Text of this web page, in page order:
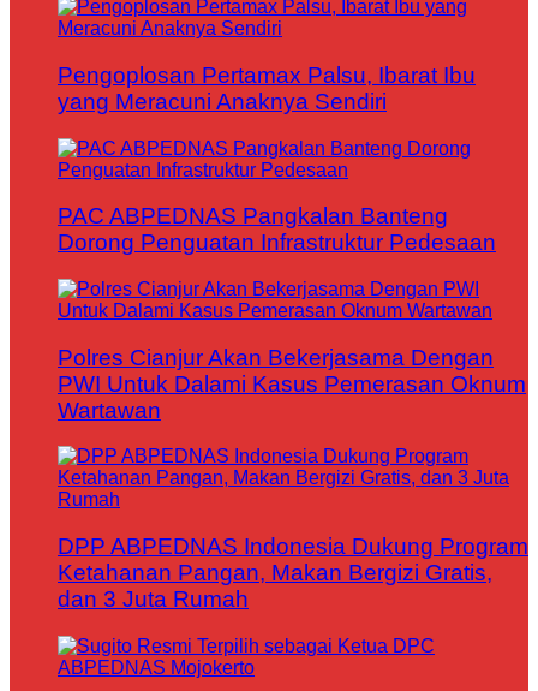
Pengoplosan Pertamax Palsu, Ibarat Ibu
yang Meracuni Anaknya Sendiri
PAC ABPEDNAS Pangkalan Banteng
Dorong Penguatan Infrastruktur Pedesaan
Polres Cianjur Akan Bekerjasama Dengan
PWI Untuk Dalami Kasus Pemerasan Oknum
Wartawan
DPP ABPEDNAS Indonesia Dukung Program
Ketahanan Pangan, Makan Bergizi Gratis,
dan 3 Juta Rumah